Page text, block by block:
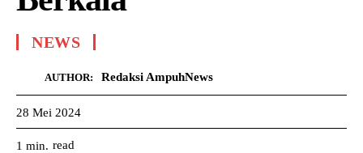
NEWS
AUTHOR: Redaksi AmpuhNews
28 Mei 2024
1 min. read